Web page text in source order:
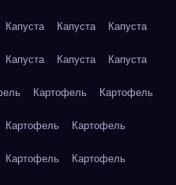
Капуста Капуста Капуста
Капуста Капуста Капуста
Картофель Картофель
Картофель Картофель
Картофель Картофель